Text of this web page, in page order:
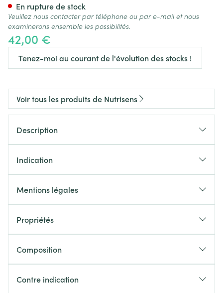
42,00 €
Tenez-moi au courant de l'évolution des stocks !
En rupture de stock
Veuillez nous contacter par téléphone ou par e-mail et nous
examinerons ensemble les possibilités.
Voir tous les produits de Nutrisens
Description
Indication
Mentions légales
Propriétés
Composition
Contre indication